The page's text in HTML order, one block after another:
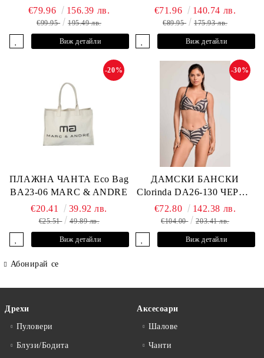
YP-682 MARC & ANDRE
€79.96 156.39 лв.
€99.95 195.49 лв.
Виж детайли
L2605-Y-803 MARC &
ANDRE
€71.96 140.74 лв.
€89.95 175.93 лв.
Виж детайли
ПЛАЖНА ЧАНТА Eco Bag
BA23-06 MARC & ANDRE
-20%
€20.41 39.92 лв.
€25.51 49.89 лв.
Виж детайли
ДАМСКИ БАНСКИ
Clorinda DA26-130 ЧЕРНО
DAVID
-30%
€72.80 142.38 лв.
€104.00 203.41 лв.
Виж детайли
Абонирай се
Дрехи
Пуловери
Блузи/Бодита
Аксесоари
Шалове
Чанти